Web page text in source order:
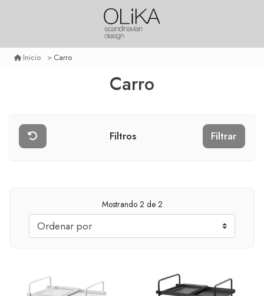
Inicio Carro
Carro
Filtros Filtrar
Mostrando 2 de 2